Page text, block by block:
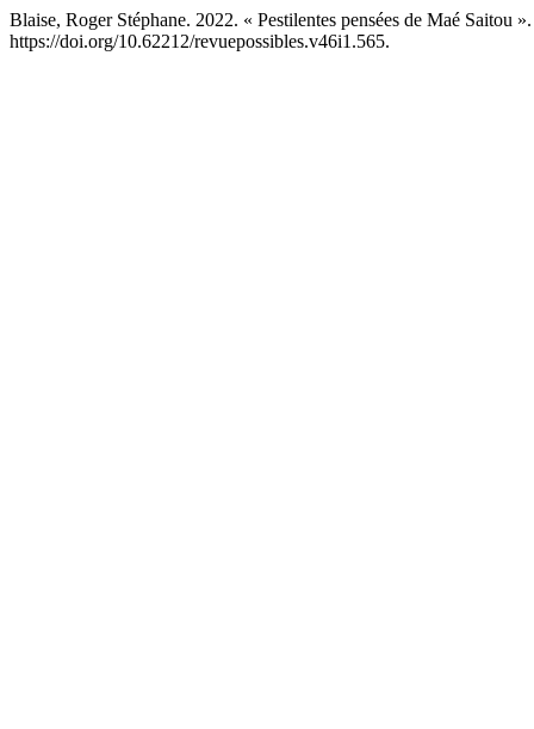
Blaise, Roger Stéphane. 2022. « Pestilentes pensées de Maé Saitou
https://doi.org/10.62212/revuepossibles.v46i1.565.